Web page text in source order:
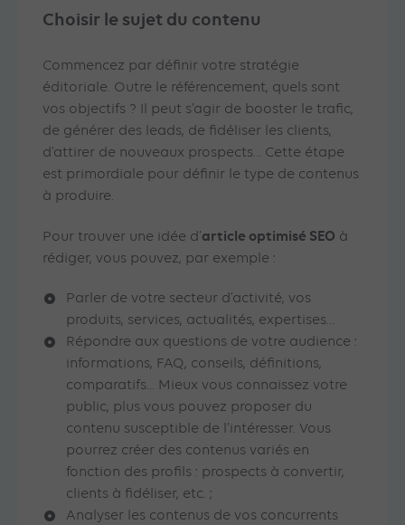
Choisir le sujet du contenu
Commencez par définir votre stratégie
éditoriale. Outre le référencement, quels sont
vos objectifs ? Il peut s’agir de booster le trafic,
de générer des leads, de fidéliser les clients,
d’attirer de nouveaux prospects… Cette étape
est primordiale pour définir le type de contenus
à produire.
Pour trouver une idée d’article optimisé SEO à
rédiger, vous pouvez, par exemple :
Parler de votre secteur d’activité, vos
produits, services, actualités, expertises…
Répondre aux questions de votre audience :
informations, FAQ, conseils, définitions,
comparatifs… Mieux vous connaissez votre
public, plus vous pouvez proposer du
contenu susceptible de l’intéresser. Vous
pourrez créer des contenus variés en
fonction des profils : prospects à convertir,
clients à fidéliser, etc. ;
Analyser les contenus de vos concurrents